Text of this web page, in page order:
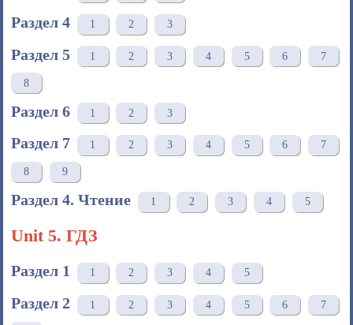
Раздел 4 1 2 3
Раздел 5 1 2 3 4 5 6 7
8
Раздел 6 1 2 3
Раздел 7 1 2 3 4 5 6 7
8 9
Раздел 4. Чтение 1 2 3 4 5
Unit 5. ГДЗ
Раздел 1 1 2 3 4 5
Раздел 2 1 2 3 4 5 6 7